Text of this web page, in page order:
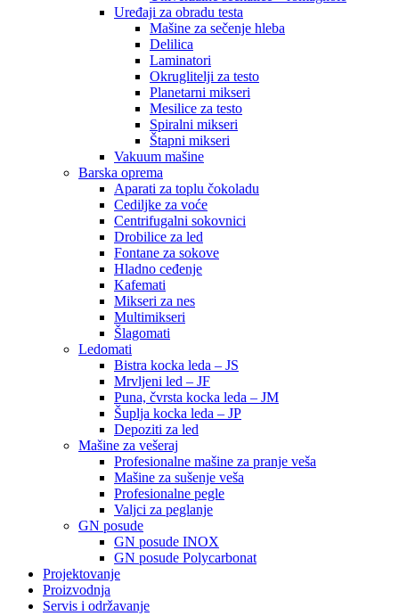
Uređaji za obradu testa
Mašine za sečenje hleba
Delilica
Laminatori
Okruglitelji za testo
Planetarni mikseri
Mesilice za testo
Spiralni mikseri
Štapni mikseri
Vakuum mašine
Barska oprema
Aparati za toplu čokoladu
Cediljke za voće
Centrifugalni sokovnici
Drobilice za led
Fontane za sokove
Hladno ceđenje
Kafemati
Mikseri za nes
Multimikseri
Šlagomati
Ledomati
Bistra kocka leda – JS
Mrvljeni led – JF
Puna, čvrsta kocka leda – JM
Šuplja kocka leda – JP
Depoziti za led
Mašine za vešeraj
Profesionalne mašine za pranje veša
Mašine za sušenje veša
Profesionalne pegle
Valjci za peglanje
GN posude
GN posude INOX
GN posude Polycarbonat
Projektovanje
Proizvodnja
Servis i održavanje